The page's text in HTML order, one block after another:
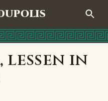
lessen in